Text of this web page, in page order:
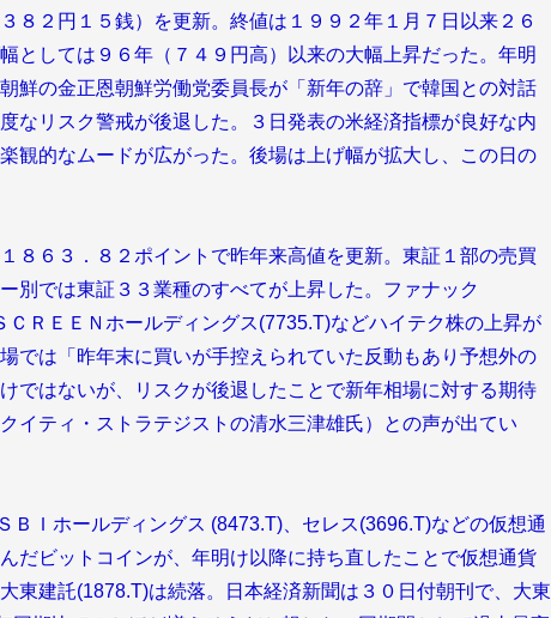
８２円１５銭）を更新。終値は１９９２年１月７日以来２６
としては９６年（７４９円高）以来の大幅上昇だった。年明
鮮の金正恩朝鮮労働党委員長が「新年の辞」で韓国との対話
なリスク警戒が後退した。３日発表の米経済指標が良好な内
観的なムードが広がった。後場は上げ幅が拡大し、この日の
８６３．８２ポイントで昨年来高値を更新。東証１部の売買
別では東証３３業種のすべてが上昇した。ファナック
ＲＥＥＮホールディングス(7735.T)などハイテク株の上昇が
では「昨年末に買いが手控えられていた反動もあり予想外の
ではないが、リスクが後退したことで新年相場に対する期待
イティ・ストラテジストの清水三津雄氏）との声が出てい
ＢＩホールディングス (8473.T)、セレス(3696.T)などの仮想通
だビットコインが、年明け以降に持ち直したことで仮想通貨
東建託(1878.T)は続落。日本経済新聞は３０日付朝刊で、大東